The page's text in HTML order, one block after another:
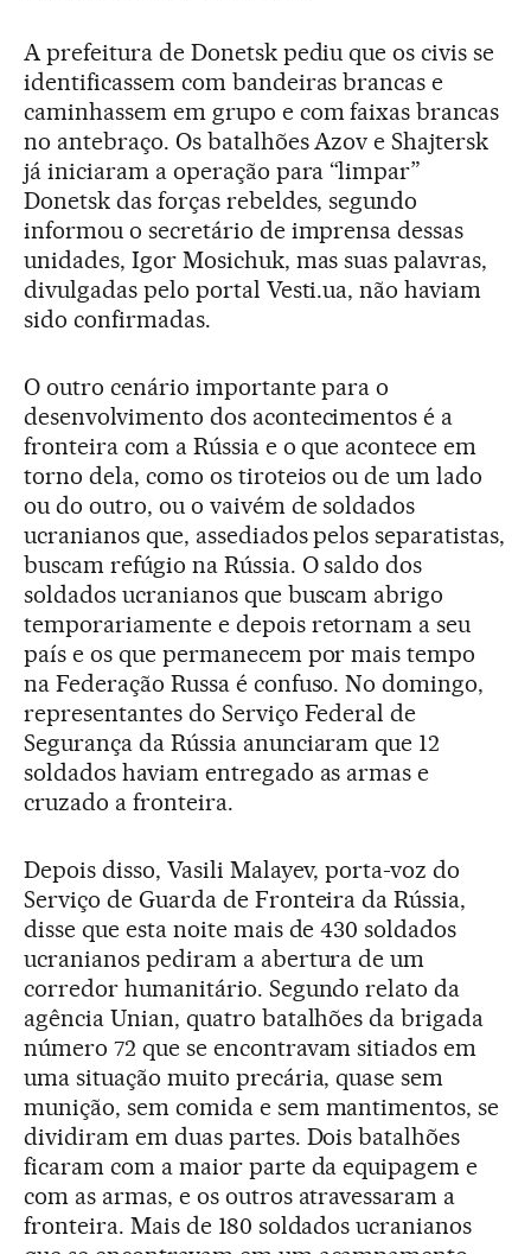
A prefeitura de Donetsk pediu que os civis se
identificassem com bandeiras brancas e
caminhassem em grupo e com faixas brancas
no antebraço. Os batalhões Azov e Shajtersk
já iniciaram a operação para “limpar”
Donetsk das forças rebeldes, segundo
informou o secretário de imprensa dessas
unidades, Igor Mosichuk, mas suas palavras,
divulgadas pelo portal Vesti.ua, não haviam
sido confirmadas.
O outro cenário importante para o
desenvolvimento dos acontecimentos é a
fronteira com a Rússia e o que acontece em
torno dela, como os tiroteios ou de um lado
ou do outro, ou o vaivém de soldados
ucranianos que, assediados pelos separatistas,
buscam refúgio na Rússia. O saldo dos
soldados ucranianos que buscam abrigo
temporariamente e depois retornam a seu
país e os que permanecem por mais tempo
na Federação Russa é confuso. No domingo,
representantes do Serviço Federal de
Segurança da Rússia anunciaram que 12
soldados haviam entregado as armas e
cruzado a fronteira.
Depois disso, Vasili Malayev, porta-voz do
Serviço de Guarda de Fronteira da Rússia,
disse que esta noite mais de 430 soldados
ucranianos pediram a abertura de um
corredor humanitário. Segundo relato da
agência Unian, quatro batalhões da brigada
número 72 que se encontravam sitiados em
uma situação muito precária, quase sem
munição, sem comida e sem mantimentos, se
dividiram em duas partes. Dois batalhões
ficaram com a maior parte da equipagem e
com as armas, e os outros atravessaram a
fronteira. Mais de 180 soldados ucranianos